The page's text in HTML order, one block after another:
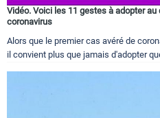
Vidéo. Voici les 11 gestes à adopter
coronavirus
Alors que le premier cas avéré de
il convient plus que jamais d'adopter